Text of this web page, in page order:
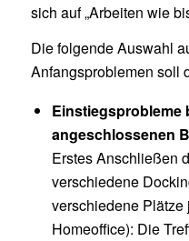
sich auf „Arbeiten wie
Die folgende Auswahl
Anfangsproblemen soll
Einstiegsprobleme
angeschlossenen
Erstes Anschließen
verschiedene
verschiedene Plätze
Homeoffice): Die